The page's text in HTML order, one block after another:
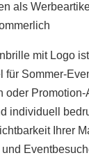
als
mit Logo
für Sommer-
oder
individuell
Ihrer